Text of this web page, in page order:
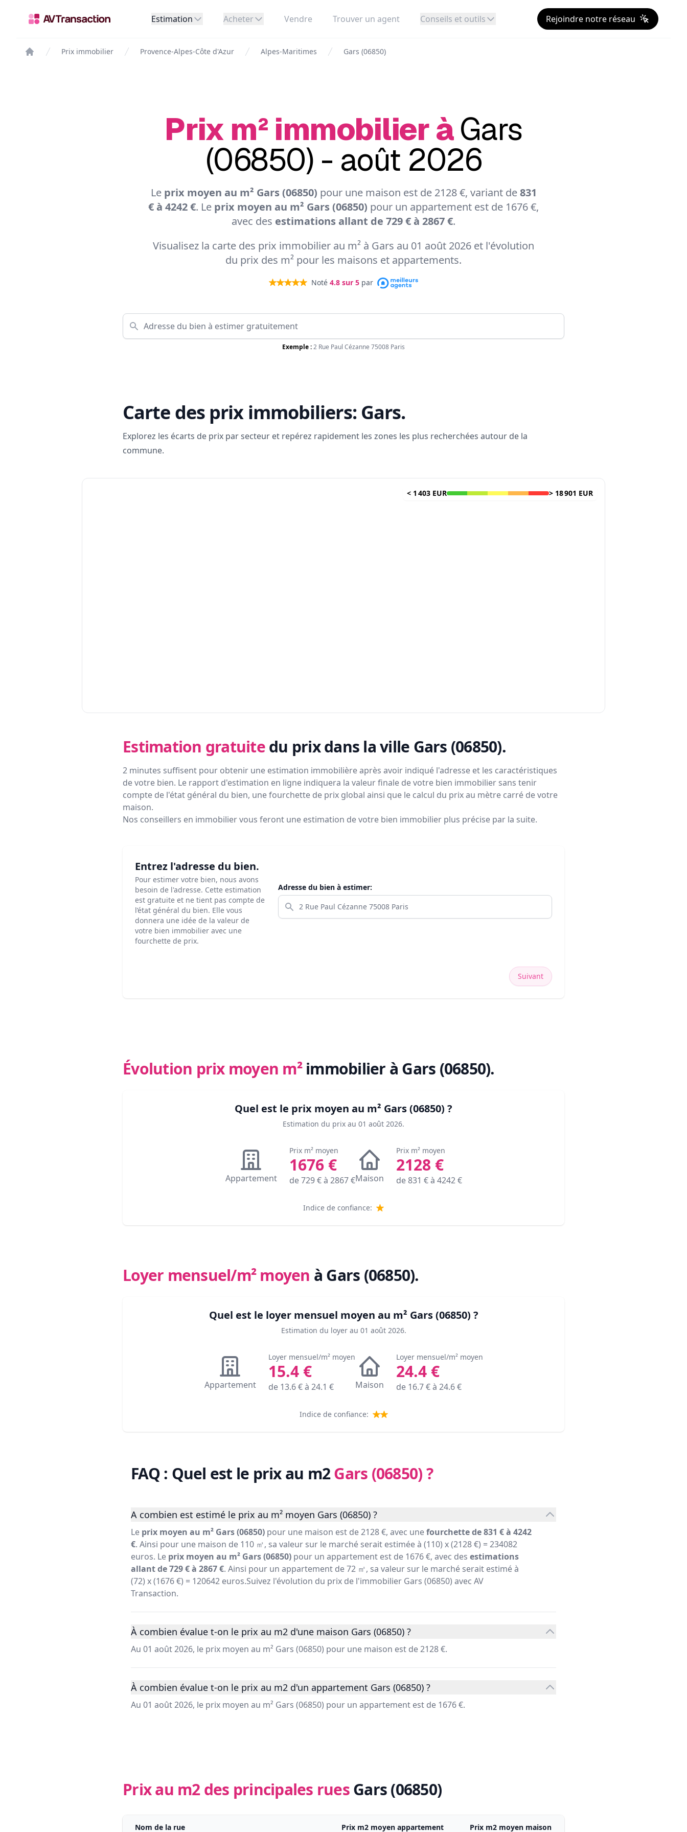
Estimation Acheter Vendre Trouver un agent Conseils et outils Rejoindre notre réseau
Prix immobilier Provence-Alpes-Côte d'Azur Alpes-Maritimes Gars (06850)
Prix m² immobilier àGars
(06850) - août 2026
Le prix moyen au m² Gars (06850) pour une maison est de 2128 €, variant de831
€ à 4242 €. Le prix moyen au m² Gars (06850) pour un appartement est de 1676 €,
avec des estimations allant de 729 € à 2867 €.
Visualisez la carte des prix immobilier au m² à Gars au 01 août 2026 et l'évolution
du prix des m² pour les maisons et appartements.
Noté 4.8 sur 5 par
Exemple :2 Rue Paul Cézanne 75008 Paris
Carte des prix immobiliers: Gars.
Explorez les écarts de prix par secteur et repérez rapidement les zones les plus recherchées autour de la
commune.
< 1 403 EUR > 18 901 EUR
Estimation gratuite du prixdans la ville Gars (06850).
2 minutes suffisent pour obtenir une estimation immobilière après avoir indiqué l'adresse et les caractéristiques
de votre bien. Le rapport d'estimation en ligne indiquera la valeur finale de votre bien immobilier sans tenir
compte de l'état général du bien, une fourchette de prix global ainsi que le calcul du prix au mètre carré de votre
maison.
Nos conseillers en immobilier vous feront une estimation de votre bien immobilier plus précise par la suite.
Entrez l'adresse du bien.
Pour estimer votre bien, nous avons
besoin de l'adresse. Cette estimation
est gratuite et ne tient pas compte de
l’état général du bien. Elle vous
donnera une idée de la valeur de
votre bien immobilier avec une
fourchette de prix.
Adresse du bien à estimer:
Suivant
Évolution prix moyen m² immobilier à Gars (06850).
Quel est le prix moyen au m² Gars (06850) ?
Estimation du prix au 01 août 2026.
Appartement
Prix m² moyen
1676€
de729€ à 2867€Maison
Prix m² moyen
2128 €
de831 € à 4242€
Indice de confiance:
Loyer mensuel/m² moyen à Gars (06850).
Quel est le loyer mensuel moyen au m² Gars (06850) ?
Estimation du loyer au 01 août 2026.
Appartement
Loyer mensuel/m² moyen
15.4€
de 13.6€ à 24.1 € Maison
Loyer mensuel/m² moyen
24.4€
de 16.7€ à 24.6€
Indice de confiance:
FAQ : Quel est le prix au m2Gars (06850)?
A combien est estimé le prix au m² moyen Gars (06850) ?
Le prix moyen au m² Gars (06850) pour une maison est de 2128 €, avec unefourchette de 831 € à 4242
€. Ainsi pour une maison de 110 ㎡, sa valeur sur le marché serait estimée à (110) x (2128 €) = 234082
euros. Le prix moyen au m² Gars (06850) pour un appartement est de 1676 €, avec des estimations
allant de 729 € à 2867 €. Ainsi pour un appartement de 72 ㎡, sa valeur sur le marché serait estimé à
(72) x (1676 €) = 120642 euros.Suivez l'évolution du prix de l'immobilier Gars (06850) avec AV
Transaction.
À combien évalue t-on le prix au m2 d'une maison Gars (06850) ?
Au 01 août 2026, le prix moyen au m² Gars (06850) pour une maison est de 2128 €.
À combien évalue t-on le prix au m2 d'un appartement Gars (06850) ?
Au 01 août 2026, le prix moyen au m² Gars (06850) pour un appartement est de 1676 €.
Prix au m2 des principales rues Gars (06850)
Nom de la rue Prix m2 moyen appartement Prix m2 moyen maison